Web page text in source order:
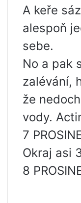
A keře
alespoň
sebe.
No a pak
zalévání,
že
vody.
7
Okraj asi
8